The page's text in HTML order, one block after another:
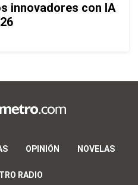
innovadores con IA
OPINIÓN NOVELAS
RADIO